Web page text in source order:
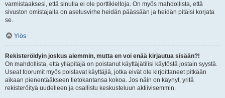
varmistaaksesi, että sinulla ei ole porttikieltoja. On myös mahdollista, että
sivuston omistajalla on asetusvirhe heidän päässään ja heidän pitäisi korjata
se.
Ylös
Rekisteröidyin joskus aiemmin, mutta en voi enää kirjautua sisään?!
On mahdollista, että ylläpitäjä on poistanut käyttäjätilisi käytöstä jostain syystä.
Useat foorumit myös poistavat käyttäjiä, jotka eivät ole kirjoittaneet pitkään
aikaan pienentääkseen tietokantansa kokoa. Jos näin on käynyt, yritä
rekisteröityä uudelleen ja osallistu keskusteluun aktiivisemmin.